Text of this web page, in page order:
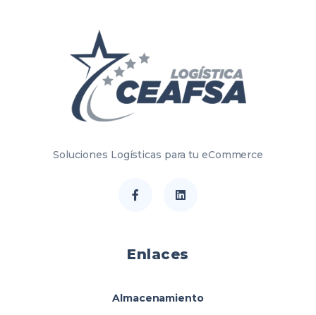
Soluciones Logísticas para tu eCommerce
Enlaces
Almacenamiento